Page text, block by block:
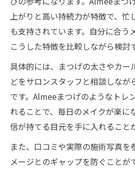
上がりと高い持続力が特徴で、忙
も支持されています。自分に合う
こうした特徴を比較しながら検討
具体的には、まつげの太さやカー
どをサロンスタッフと相談しなが
です。Almeeまつげのようなトレ
れることで、毎日のメイクが楽に
信が持てる目元を手に入れること
また、口コミや実際の施術写真を
メージとのギャップを防ぐことが